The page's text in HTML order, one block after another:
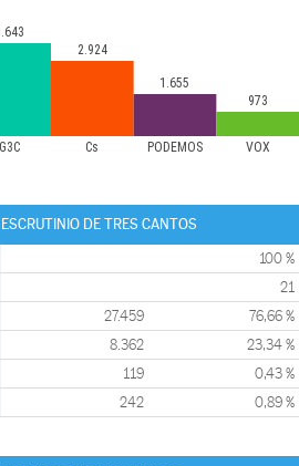
G3C Cs PODEMOS VOX
2.924
1.655
973
DE TRES CANTOS
100 %
21
27.459 76,66 %
8.362 23,34 %
119 0,43 %
242 0,89 %